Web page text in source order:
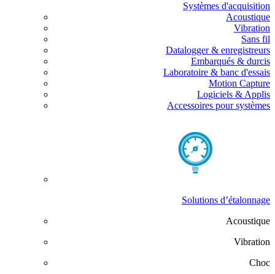
Systèmes d'acquisition
Acoustique
Vibration
Sans fil
Datalogger & enregistreurs
Embarqués & durcis
Laboratoire & banc d'essais
Motion Capture
Logiciels & Applis
Accessoires pour systèmes
Solutions d’étalonnage
Acoustique
Vibration
Choc